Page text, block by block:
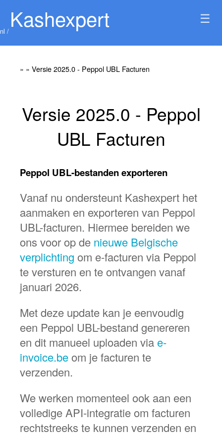
Kashexpert ☰
nl /
» » Versie 2025.0 - Peppol UBL Facturen
Versie 2025.0 - Peppol
UBL Facturen
Peppol UBL-bestanden exporteren
Vanaf nu ondersteunt Kashexpert het
aanmaken en exporteren van Peppol
UBL-facturen. Hiermee bereiden we
ons voor op de nieuwe Belgische
verplichting om e-facturen via Peppol
te versturen en te ontvangen vanaf
januari 2026.
Met deze update kan je eenvoudig
een Peppol UBL-bestand genereren
en dit manueel uploaden via e-
invoice.be om je facturen te
verzenden.
We werken momenteel ook aan een
volledige API-integratie om facturen
rechtstreeks te kunnen verzenden en